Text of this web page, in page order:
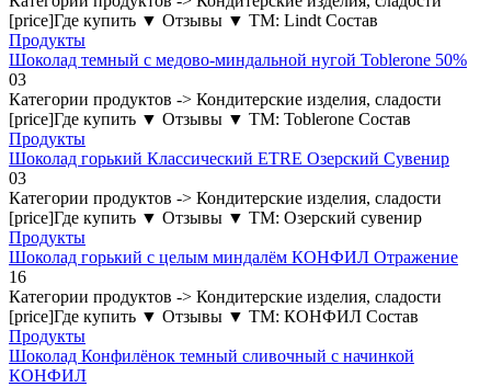
[price]Где купить ▼ Отзывы ▼ ТМ: Lindt Состав
Продукты
Шоколад темный с медово-миндальной нугой Toblerone 50%
03
Категории продуктов -> Кондитерские изделия, сладости
[price]Где купить ▼ Отзывы ▼ ТМ: Toblerone Состав
Продукты
Шоколад горький Классический ETRE Озерский Сувенир
03
Категории продуктов -> Кондитерские изделия, сладости
[price]Где купить ▼ Отзывы ▼ ТМ: Озерский сувенир
Продукты
Шоколад горький с целым миндалём КОНФИЛ Отражение
16
Категории продуктов -> Кондитерские изделия, сладости
[price]Где купить ▼ Отзывы ▼ ТМ: КОНФИЛ Состав
Продукты
Шоколад Конфилёнок темный сливочный с начинкой
КОНФИЛ